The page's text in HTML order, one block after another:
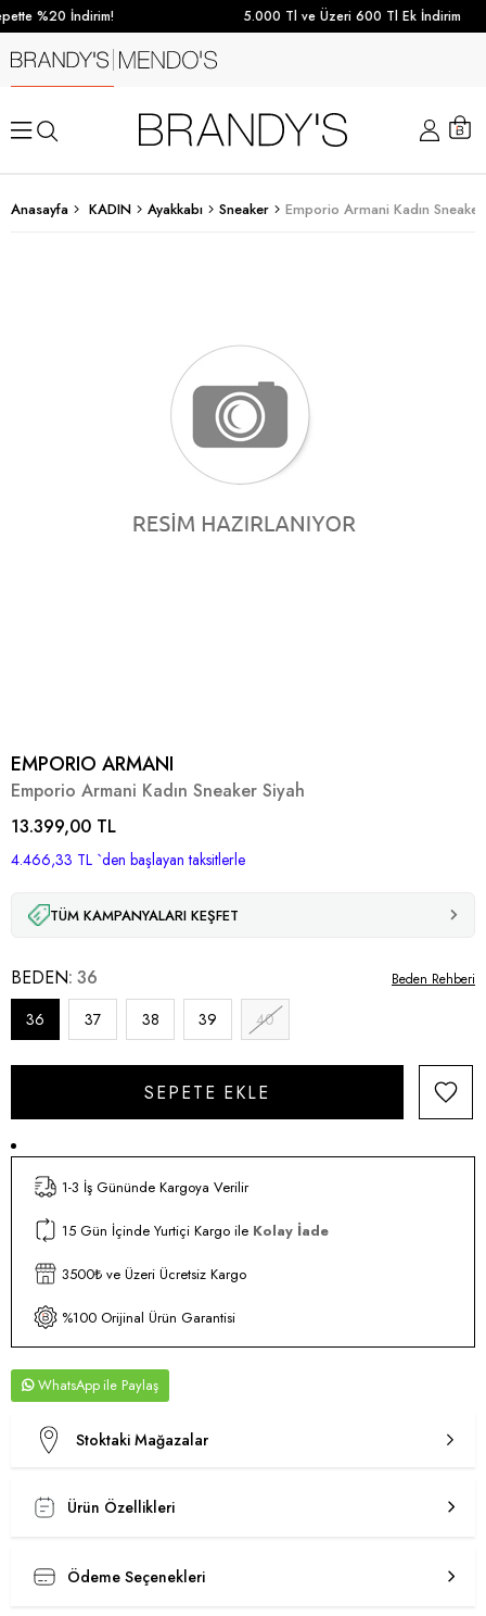
%20 İndirim! 5.000 Tl ve Üzeri 600 Tl Ek İndirim
Anasayfa KADIN Ayakkabı Sneaker Emporio Armani Kadın
EMPORIO ARMANI
Emporio Armani Kadın Sneaker Siyah
13.399,00 TL
4.466,33 TL `den başlayan taksitlerle
TÜM KAMPANYALARI KEŞFET
BEDEN 36
36 37 38 39 40
Beden Rehberi
1-3 İş Gününde Kargoya Verilir
15 Gün İçinde Yurtiçi Kargo ile Kolay İade
3500₺ ve Üzeri Ücretsiz Kargo
%100 Orijinal Ürün Garantisi
WhatsApp
Stoktaki Mağazalar
Ürün Özellikleri
Ödeme Seçenekleri